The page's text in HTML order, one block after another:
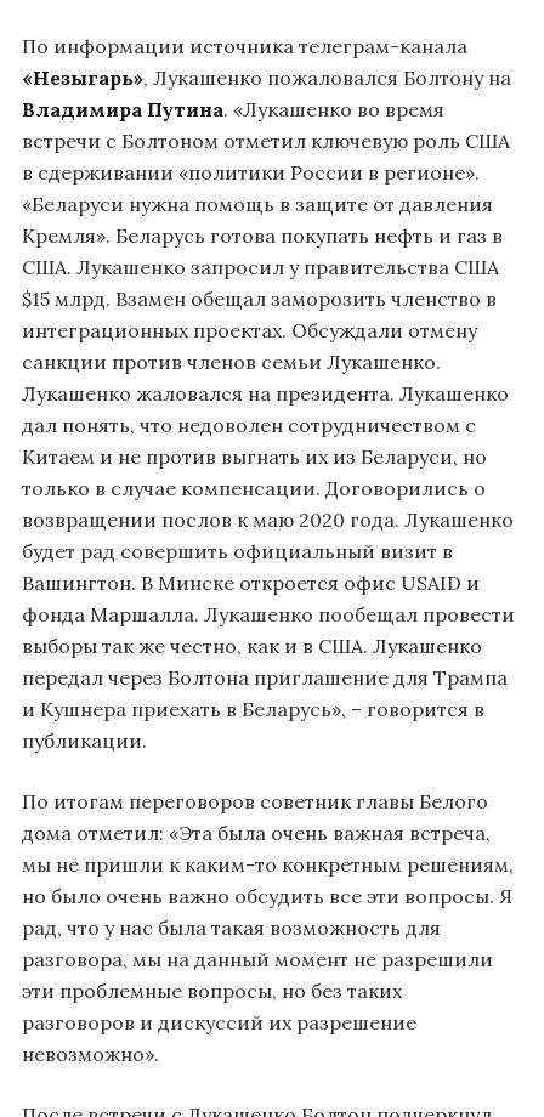
По информации источника телеграм-канала
«Незыгарь», Лукашенко пожаловался Болтону на
Владимира Путина. «Лукашенко во время
встречи с Болтоном отметил ключевую роль США
в сдерживании «политики России в регионе».
«Беларуси нужна помощь в защите от давления
Кремля». Беларусь готова покупать нефть и газ в
США. Лукашенко запросил у правительства США
$15 млрд. Взамен обещал заморозить членство в
интеграционных проектах. Обсуждали отмену
санкции против членов семьи Лукашенко.
Лукашенко жаловался на президента. Лукашенко
дал понять, что недоволен сотрудничеством с
Китаем и не против выгнать их из Беларуси, но
только в случае компенсации. Договорились о
возвращении послов к маю 2020 года. Лукашенко
будет рад совершить официальный визит в
Вашингтон. В Минске откроется офис USAID и
фонда Маршалла. Лукашенко пообещал провести
выборы так же честно, как и в США. Лукашенко
передал через Болтона приглашение для Трампа
и Кушнера приехать в Беларусь», – говорится в
публикации.
По итогам переговоров советник главы Белого
дома отметил: «Эта была очень важная встреча,
мы не пришли к каким-то конкретным решениям,
но было очень важно обсудить все эти вопросы. Я
рад, что у нас была такая возможность для
разговора, мы на данный момент не разрешили
эти проблемные вопросы, но без таких
разговоров и дискуссий их разрешение
невозможно».